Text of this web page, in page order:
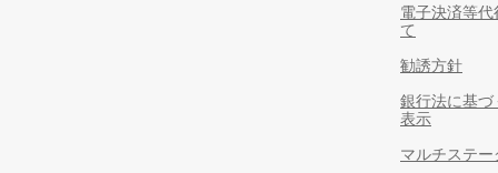
電子決済等
て
勧誘方針
銀行法に基
表示
マルチステ